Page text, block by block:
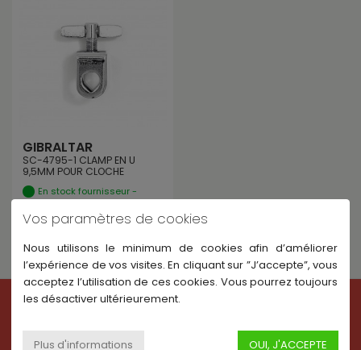
GIBRALTAR
SC-4795-1 CLAMP EN U
9,5MM POUR CLOCHE
En stock fournisseur -
13,64 €
INFORMATIONS
Vos paramètres de cookies
Nous utilisons le minimum de cookies afin d’améliorer
l’expérience de vos visites. En cliquant sur ”J’accepte”, vous
acceptez l’utilisation de ces cookies. Vous pourrez toujours
les désactiver ultérieurement.